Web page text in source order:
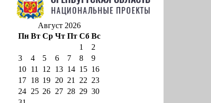
Август 2026
Пн Вт Ср Чт Пт Сб Вс
1
2
3
4 5 6 7 8
9
10 11 12 13 14 15 16
17 18 19 20 21 22 23
24 25 26 27 28 29 30